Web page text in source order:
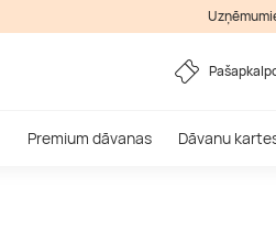
Premium dāvanas Dāvanu